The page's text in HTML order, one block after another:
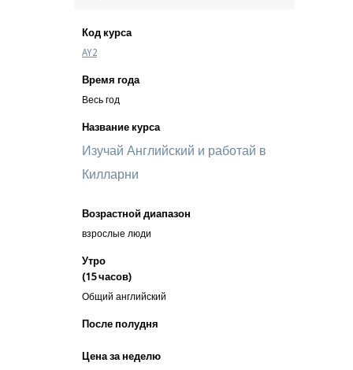
Код курса
AY2
Время года
Весь год
Название курса
Изучай Английский и работай в
Килларни
Возрастной диапазон
взрослые люди
Утро
(15 часов)
Общий английский
После полудня
Цена за неделю